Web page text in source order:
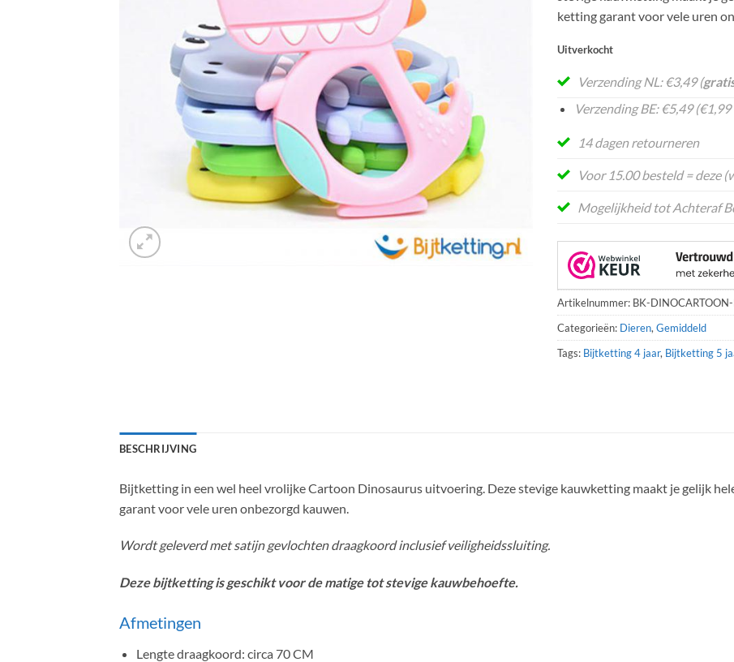
ketting garant voor vele uren
Uitverkocht
Verzending NL: €3,49 (
Verzending BE: €5,49 (€1,99
14 dagen retourneren
Voor 15.00 besteld = deze
Mogelijkheid tot Achteraf
Artikelnummer: BK-
Categorieën: Dieren, Gemiddeld
Tags: Bijtketting 4 jaar, Bijtketting 5
BESCHRIJVING
Bijtketting in een wel heel vrolijke Cartoon Dinosaurus uitvoering. Deze stevige kauwketting maakt je gelijk
garant voor vele uren onbezorgd kauwen.
Wordt geleverd met satijn gevlochten draagkoord inclusief veiligheidssluiting.
Deze bijtketting is geschikt voor de matige tot stevige kauwbehoefte.
Afmetingen
Lengte draagkoord: circa 70 CM